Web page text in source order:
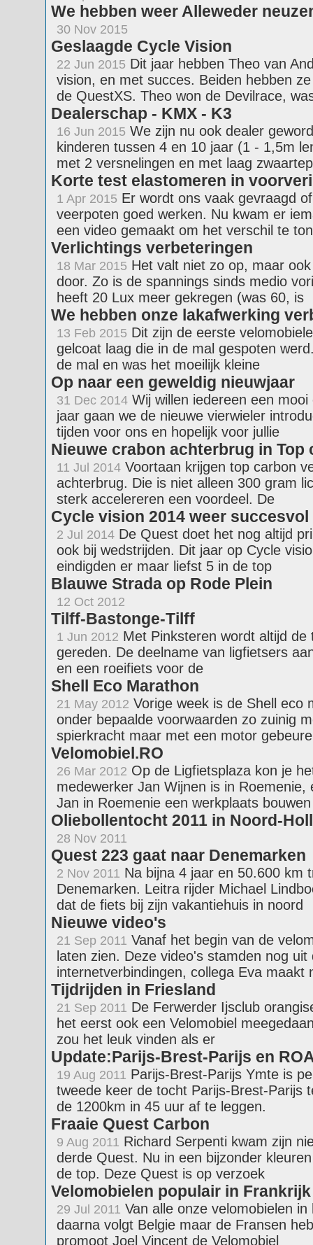
We hebben weer Alleweder
30 Nov 2015
Geslaagde Cycle Vision
22 Jun 2015 Dit jaar hebben Theo van
vision, en met succes. Beiden hebben
de QuestXS. Theo won de Devilrace,
Dealerschap - KMX - K3
16 Jun 2015 We zijn nu ook dealer
kinderen tussen 4 en 10 jaar (1 - 1,5m
met 2 versnelingen en met laag
Korte test elastomeren in
1 Apr 2015 Er wordt ons vaak gevraagd
veerpoten goed werken. Nu kwam er
een video gemaakt om het verschil te
Verlichtings verbeteringen
18 Mar 2015 Het valt niet zo op, maar
door. Zo is de spannings sinds medio
heeft 20 Lux meer gekregen (was 60, is
We hebben onze lakafwerking
13 Feb 2015 Dit zijn de eerste
gelcoat laag die in de mal gespoten
de mal en was het moeilijk kleine
Op naar een geweldig nieuwjaar
31 Dec 2014 Wij willen iedereen een
jaar gaan we de nieuwe vierwieler
tijden voor ons en hopelijk voor jullie
Nieuwe crabon achterbrug in Top
11 Jul 2014 Voortaan krijgen top carbon
achterbrug. Die is niet alleen 300 gram
sterk accelereren een voordeel. De
Cycle vision 2014 weer succesvol
2 Jul 2014 De Quest doet het nog altijd
ook bij wedstrijden. Dit jaar op Cycle
eindigden er maar liefst 5 in de top
Blauwe Strada op Rode Plein
12 Oct 2012
Tilff-Bastonge-Tilff
1 Jun 2012 Met Pinksteren wordt altijd
gereden. De deelname van ligfietsers
en een roeifiets voor de
Shell Eco Marathon
21 May 2012 Vorige week is de Shell eco
onder bepaalde voorwaarden zo zuinig
spierkracht maar met een motor
Velomobiel.RO
26 Mar 2012 Op de Ligfietsplaza kon je
medewerker Jan Wijnen is in
Jan in Roemenie een werkplaats bouwen
Oliebollentocht 2011 in Noord-
28 Nov 2011
Quest 223 gaat naar Denemarken
2 Nov 2011 Na bijna 4 jaar en 50.600 km
Denemarken. Leitra rijder Michael
dat de fiets bij zijn vakantiehuis in noord
Nieuwe video's
21 Sep 2011 Vanaf het begin van de
laten zien. Deze video's stamden nog
internetverbindingen, collega Eva maakt
Tijdrijden in Friesland
21 Sep 2011 De Ferwerder Ijsclub
het eerst ook een Velomobiel
zou het leuk vinden als er
Update:Parijs-Brest-Parijs en
19 Aug 2011 Parijs-Brest-Parijs Ymte is
tweede keer de tocht Parijs-Brest-Parijs
de 1200km in 45 uur af te leggen.
Fraaie Quest Carbon
9 Aug 2011 Richard Serpenti kwam zijn
derde Quest. Nu in een bijzonder
de top. Deze Quest is op verzoek
Velomobielen populair in Frankrijk
29 Jul 2011 Van alle onze velomobielen
daarna volgt Belgie maar de Fransen
promoot Joel Vincent de Velomobiel